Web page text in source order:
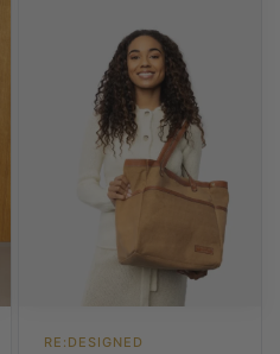
RE:DESIGNED